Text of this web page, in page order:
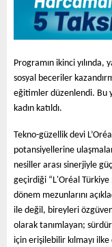
E
N
U
Programın ikinci yılında,
sosyal beceriler
eğitimler düzenlendi. Bu
kadın katıldı.
Tekno-güzellik devi
potansiyellerine
nesiller arası sinerjiyle
geçirdiği “L'Oréal Türkiye
dönem mezunlarını
ile değil, bireyleri
olarak tanımlayan;
için erişilebilir kılmayı